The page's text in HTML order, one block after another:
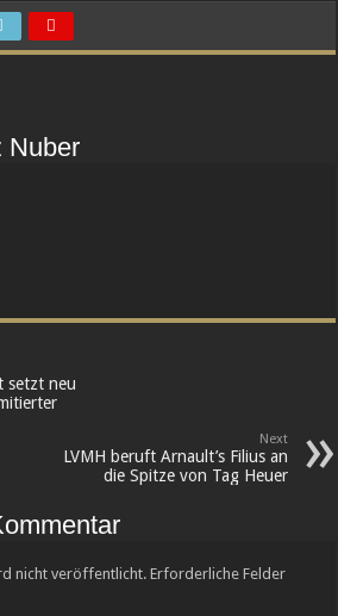
Nuber
setzt neu
Next
LVMH beruft Arnault’s Filius an
die Spitze von Tag Heuer
nicht veröffentlicht. Erforderliche Felder